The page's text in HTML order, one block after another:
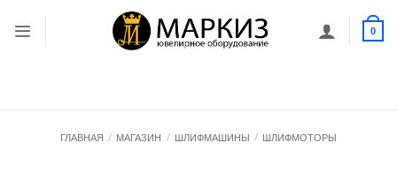
0
ГЛАВНАЯ / МАГАЗИН / ШЛИФМАШИНЫ / ШЛИФМОТОРЫ